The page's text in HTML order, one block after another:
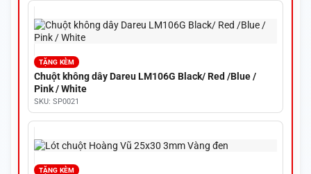
TẶNG KÈM
Chuột không dây Dareu LM106G Black/ Red /Blue /
Pink / White
SKU: SP0021
TẶNG KÈM